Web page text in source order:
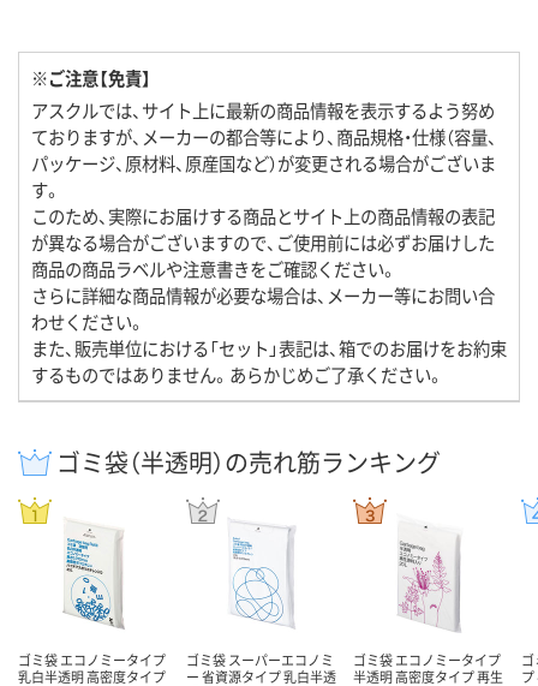
※ご注意【免責】
アスクルでは、サイト上に最新の商品情報を表示するよう努め
ておりますが、メーカーの都合等により、商品規格・仕様（容量、
パッケージ、原材料、原産国など）が変更される場合がございま
す。
このため、実際にお届けする商品とサイト上の商品情報の表記
が異なる場合がございますので、ご使用前には必ずお届けした
商品の商品ラベルや注意書きをご確認ください。
さらに詳細な商品情報が必要な場合は、メーカー等にお問い合
わせください。
また、販売単位における「セット」表記は、箱でのお届けをお約束
するものではありません。あらかじめご了承ください。
ゴミ袋（半透明）の売れ筋ランキング
ゴミ袋 エコノミータイプ
乳白半透明 高密度タイプ
ゴミ袋 スーパーエコノミ
ー 省資源タイプ 乳白半透
ゴミ袋 エコノミータイプ
半透明 高密度タイプ 再生